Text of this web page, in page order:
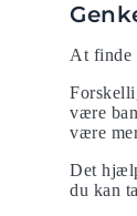
At finde
være
være
Det
du kan